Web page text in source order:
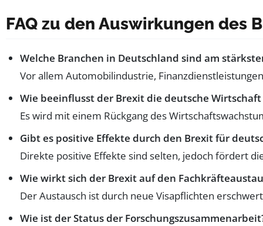
FAQ zu den Auswirkungen des
Welche Branchen in Deutschland sind am
Vor allem Automobilindustrie,
Wie beeinflusst der Brexit die deutsche
Es wird mit einem Rückgang des
Gibt es positive Effekte durch den Brexit für
Direkte positive Effekte sind selten, jedoch fördert
Wie wirkt sich der Brexit auf den
Der Austausch ist durch neue Visapflichten
Wie ist der Status der